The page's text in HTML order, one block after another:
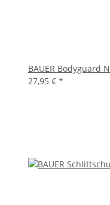
BAUER Bodyguard
27,95 € *